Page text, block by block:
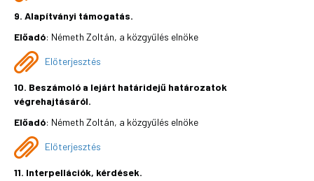
9. Alapítványi támogatás.
Előadó: Németh Zoltán, a közgyűlés elnöke
Előterjesztés
10. Beszámoló a lejárt határidejű határozatok
végrehajtásáról.
Előadó: Németh Zoltán, a közgyűlés elnöke
Előterjesztés
11. Interpellációk, kérdések.